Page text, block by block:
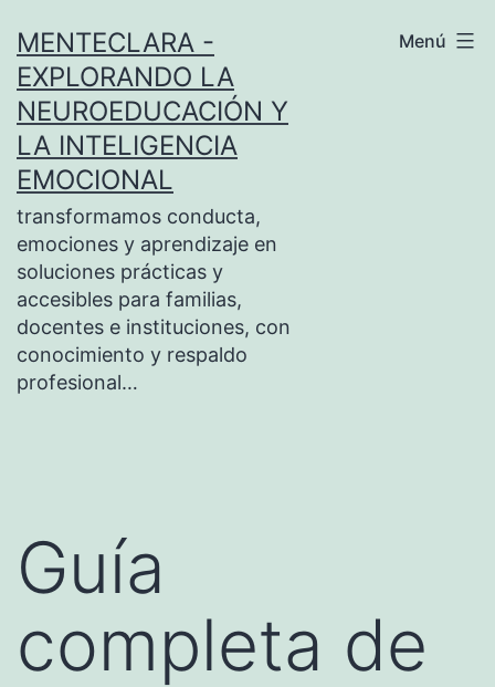
contenido
MENTECLARA -
EXPLORANDO LA
NEUROEDUCACIÓN Y
LA INTELIGENCIA
EMOCIONAL
transformamos conducta,
emociones y aprendizaje en
soluciones prácticas y
accesibles para familias,
docentes e instituciones, con
conocimiento y respaldo
profesional…
Menú
Guía
completa de